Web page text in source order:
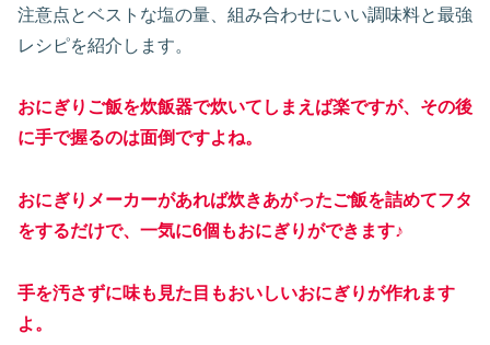
注意点とベストな塩の量、組み合わせにいい調味料と最強
レシピを紹介します。
おにぎりご飯を炊飯器で炊いてしまえば楽ですが、その後
に手で握るのは面倒ですよね。
おにぎりメーカーがあれば炊きあがったご飯を詰めてフタ
をするだけで、一気に6個もおにぎりができます♪
手を汚さずに味も見た目もおいしいおにぎりが作れます
よ。